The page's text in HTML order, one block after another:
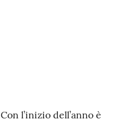
Con l’inizio dell’anno è